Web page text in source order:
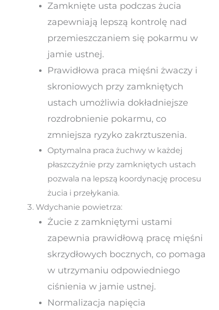
Zamknięte usta podczas żucia
zapewniają lepszą kontrolę nad
przemieszczaniem się pokarmu w
jamie ustnej.
Prawidłowa praca mięśni żwaczy i
skroniowych przy zamkniętych
ustach umożliwia dokładniejsze
rozdrobnienie pokarmu, co
zmniejsza ryzyko zakrztuszenia.
Optymalna praca żuchwy w każdej
płaszczyźnie przy zamkniętych ustach
pozwala na lepszą koordynację procesu
żucia i przełykania.
Wdychanie powietrza:
Żucie z zamkniętymi ustami
zapewnia prawidłową pracę mięśni
skrzydłowych bocznych, co pomaga
w utrzymaniu odpowiedniego
ciśnienia w jamie ustnej.
Normalizacja napięcia